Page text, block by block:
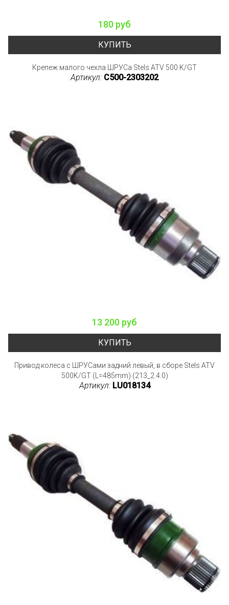
180 руб
КУПИТЬ
Крепеж малого чехла ШРУСа Stels ATV 500 K/GT
Артикул: C500-2303202
13 200 руб
КУПИТЬ
Привод колеса с ШРУСами задний левый, в сборе Stels ATV
500K/GT (L=485mm) (213_2.4.0)
Артикул: LU018134